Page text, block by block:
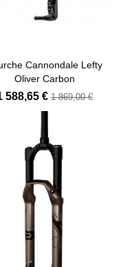
Cannondale Lefty
Oliver Carbon
588,65 €1 869,00 €